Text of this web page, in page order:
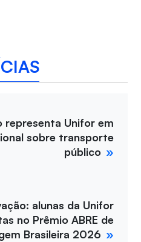
representa Unifor em
sobre transporte
público
alunas da Unifor
no Prêmio ABRE de
Brasileira 2026